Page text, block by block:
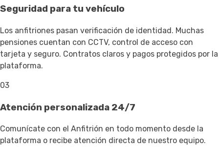
Seguridad para tu vehículo
Los anfitriones pasan verificación de identidad. Muchas
pensiones cuentan con CCTV, control de acceso con
tarjeta y seguro. Contratos claros y pagos protegidos por la
plataforma.
03
Atención personalizada 24/7
Comunícate con el Anfitrión en todo momento desde la
plataforma o recibe atención directa de nuestro equipo.